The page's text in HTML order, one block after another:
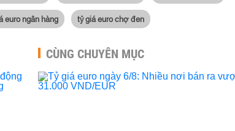
euro ngân hàng tỷ giá euro chợ đen
CÙNG CHUYÊN MỤC